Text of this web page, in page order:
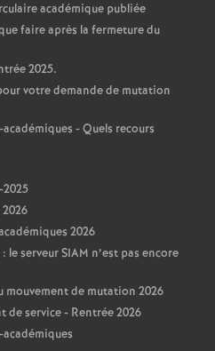
académique publiée
faire après la fermeture du
2025.
votre demande de mutation
- Quels recours
2026
serveur SIAM n’est pas encore
mouvement de mutation 2026
de service - Rentrée 2026